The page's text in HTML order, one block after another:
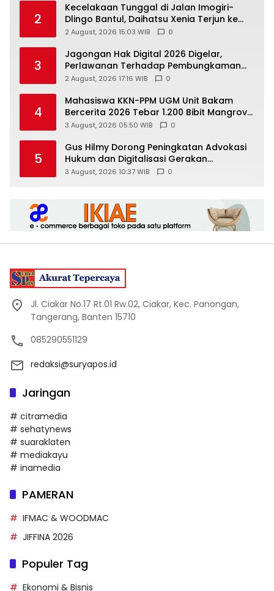
2
Kecelakaan Tunggal di Jalan Imogiri-
Dlingo Bantul, Daihatsu Xenia Terjun ke
Jurang
2 August, 2026 15:03 WIB 0
3
Jagongan Hak Digital 2026 Digelar,
Perlawanan Terhadap Pembungkaman
Media Digital
2 August, 2026 17:16 WIB 0
4
Mahasiswa KKN-PPM UGM Unit Bakam
Bercerita 2026 Tebar 1.200 Bibit Mangrove
di Sungai Air Layang
3 August, 2026 05:50 WIB 0
5
Gus Hilmy Dorong Peningkatan Advokasi
Hukum dan Digitalisasi Gerakan
Meningkatkan Kualitas PMII DIY
3 August, 2026 10:37 WIB 0
Jl. Ciakar No.17 Rt.01 Rw.02, Ciakar, Kec. Panongan,
Tangerang, Banten 15710
085290551129
redaksi@suryapos.id
Jaringan
# citramedia
# sehatynews
# suaraklaten
# mediakayu
# inamedia
PAMERAN
IFMAC & WOODMAC
JIFFINA 2026
Populer Tag
Ekonomi & Bisnis